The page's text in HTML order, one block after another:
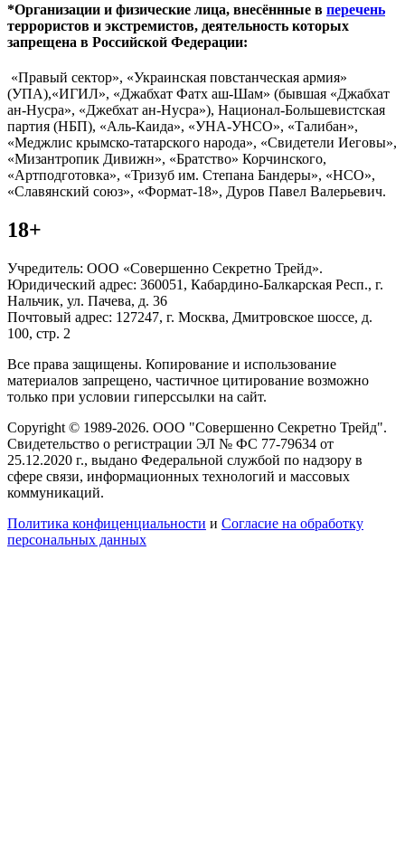
*Организации и физические лица, внесённные в перечень
террористов и экстремистов, деятельность которых
запрещена в Российской Федерации:
«Правый сектор», «Украинская повстанческая армия»
(УПА),«ИГИЛ», «Джабхат Фатх аш-Шам» (бывшая «Джабхат
ан-Нусра», «Джебхат ан-Нусра»), Национал-Большевистская
партия (НБП), «Аль-Каида», «УНА-УНСО», «Талибан»,
«Меджлис крымско-татарского народа», «Свидетели Иеговы»,
«Мизантропик Дивижн», «Братство» Корчинского,
«Артподготовка», «Тризуб им. Степана Бандеры», «НСО»,
«Славянский союз», «Формат-18», Дуров Павел Валерьевич.
18+
Учредитель: ООО «Совершенно Секретно Трейд».
Юридический адрес: 360051, Кабардино-Балкарская Респ., г.
Нальчик, ул. Пачева, д. 36
Почтовый адрес: 127247, г. Москва, Дмитровское шоссе, д.
100, стр. 2
Все права защищены. Копирование и использование
материалов запрещено, частичное цитирование возможно
только при условии гиперссылки на сайт.
Copyright © 1989-2026. ООО "Совершенно Секретно Трейд".
Свидетельство о регистрации ЭЛ № ФС 77-79634 от
25.12.2020 г., выдано Федеральной службой по надзору в
сфере связи, информационных технологий и массовых
коммуникаций.
Политика конфиценциальности и Согласие на обработку
персональных данных